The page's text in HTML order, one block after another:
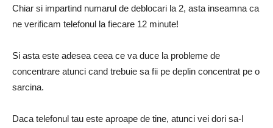
Chiar si impartind numarul de deblocari la 2, asta inseamna ca
ne verificam telefonul la fiecare 12 minute!
Si asta este adesea ceea ce va duce la probleme de
concentrare atunci cand trebuie sa fii pe deplin concentrat pe o
sarcina.
Daca telefonul tau este aproape de tine, atunci vei dori sa-l